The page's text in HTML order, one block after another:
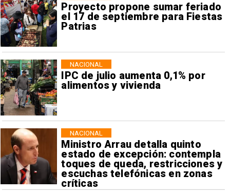
Proyecto propone sumar feriado
el 17 de septiembre para Fiestas
Patrias
IPC de julio aumenta 0,1% por
alimentos y vivienda
NACIONAL
Ministro Arrau detalla quinto
estado de excepción: contempla
toques de queda, restricciones y
escuchas telefónicas en zonas
críticas
NACIONAL